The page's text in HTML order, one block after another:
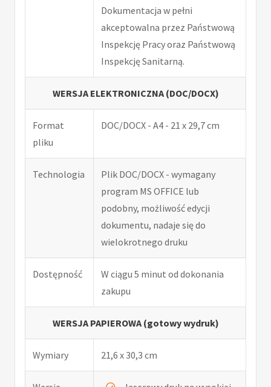
Dokumentacja w pełni
akceptowalna przez Państwową
Inspekcję Pracy oraz Państwową
Inspekcję Sanitarną.
WERSJA ELEKTRONICZNA (DOC/DOCX)
Format
pliku
DOC/DOCX - A4 - 21 x 29,7 cm
Technologia
Plik DOC/DOCX - wymagany
program MS OFFICE lub
podobny, możliwość edycji
dokumentu, nadaje się do
wielokrotnego druku
Dostępność
W ciągu 5 minut od dokonania
zakupu
WERSJA PAPIEROWA (gotowy wydruk)
Wymiary 21,6 x 30,3 cm